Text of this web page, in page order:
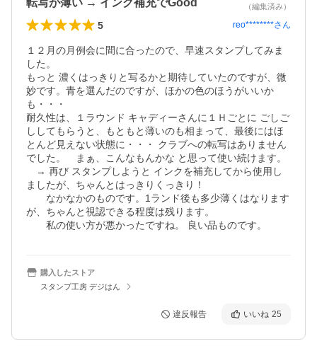
（編集済み）
5 reo********さん
１２月の月例会に間に合ったので、早速スタンプしてみま
した。
もっと 濃くはっきりと写るかと期待していたのですが、微
妙です。青を選んだのですが、ほかの色のほうがいいか
も・・・
耐久性は、１ラウンド キャディーさんに１Ｈごとに ごしご
ししてもらうと、もともと薄いのも相まって、最後にはほ
とんど見えない状態に・・・ クラブへの転写はありません
でした。　まぁ、こんなもんかな と思って使い続けます。
→ 再び スタンプしようと インクを補充してから使用し
ましたが、ちゃんとはっきりくっきり！
なかなかのものです。1ランド後も多少薄くはなります
が、ちゃんと視認できる程度は残ります。
私の使い方が悪かったですね。 良い品ものです。
購入したストア
スタンプ工房 デジはん
違反報告 いいね 25